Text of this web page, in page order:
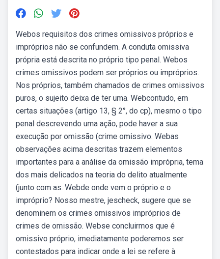
Webos requisitos dos crimes omissivos próprios e
impróprios não se confundem. A conduta omissiva
própria está descrita no próprio tipo penal. Webos
crimes omissivos podem ser próprios ou impróprios.
Nos próprios, também chamados de crimes omissivos
puros, o sujeito deixa de ter uma. Webcontudo, em
certas situações (artigo 13, § 2°, do cp), mesmo o tipo
penal descrevendo uma ação, pode haver a sua
execução por omissão (crime omissivo. Webas
observações acima descritas trazem elementos
importantes para a análise da omissão imprópria, tema
dos mais delicados na teoria do delito atualmente
(junto com as. Webde onde vem o próprio e o
impróprio? Nosso mestre, jescheck, sugere que se
denominem os crimes omissivos impróprios de
crimes de omissão. Webse concluirmos que é
omissivo próprio, imediatamente poderemos ser
contestados para indicar onde a lei se refere à